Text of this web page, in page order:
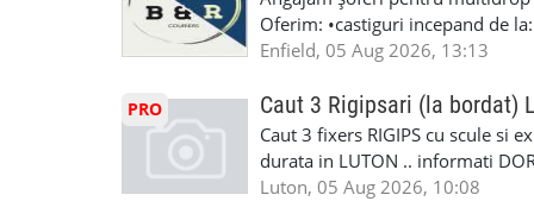
#RomanianMechanic
#MecaniciProfesionistiLondra
#mecanicmoldoveanlondra
Oferim: •castiguri incepand de
pentru cei platitori de VAT si
status obligatoriu •varsta
compania aplica pentru
•oferim: - training platit (3 zile-
nedeterminata. -full time/ part-
Enfield, 05 Aug 2026, 13:13
PRO Caut 3 Rigipsari (la bordat)
Caut 3 fixers RIGIPS cu scule si
durata in LUTON .. informati
Luton, 05 Aug 2026, 10:08